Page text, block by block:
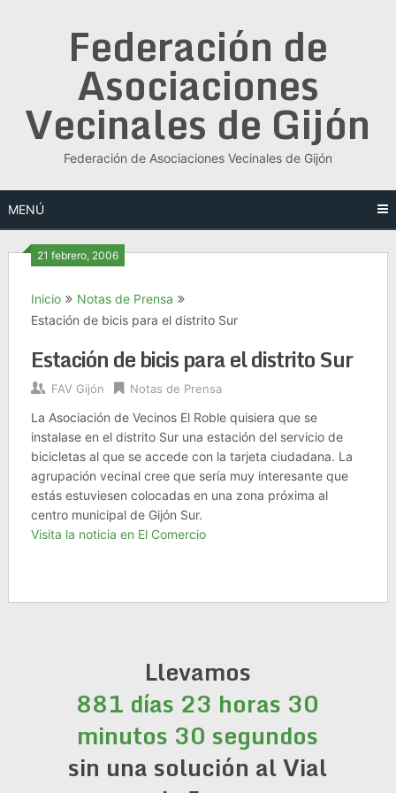
Federación de
Asociaciones
Vecinales de Gijón
Federación de Asociaciones Vecinales de Gijón
MENÚ
21 febrero, 2006
Inicio
Notas de Prensa
Estación de bicis para el distrito Sur
Estación de bicis para el distrito Sur
FAV Gijón Notas de Prensa
La Asociación de Vecinos El Roble quisiera que se
instalase en el distrito Sur una estación del servicio de
bicicletas al que se accede con la tarjeta ciudadana. La
agrupación vecinal cree que sería muy interesante que
estás estuviesen colocadas en una zona próxima al
centro municipal de Gijón Sur.
Visita la noticia en El Comercio
Llevamos
881 días 23 horas 30
minutos 30 segundos
sin una solución al Vial